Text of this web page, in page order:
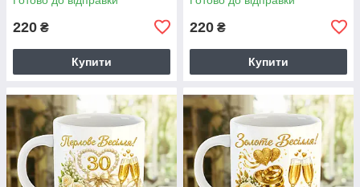
220 ₴
Купити
220 ₴
Купити